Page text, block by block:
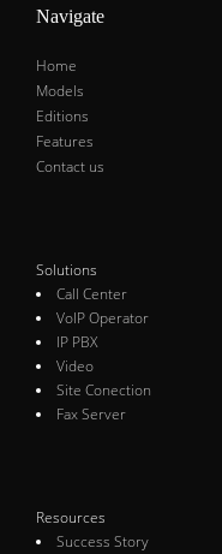
Navigate
Home
Models
Editions
Features
Contact us
Solutions
Call Center
VoIP Operator
IP PBX
Video
Site Conection
Fax Server
Resources
Success Story